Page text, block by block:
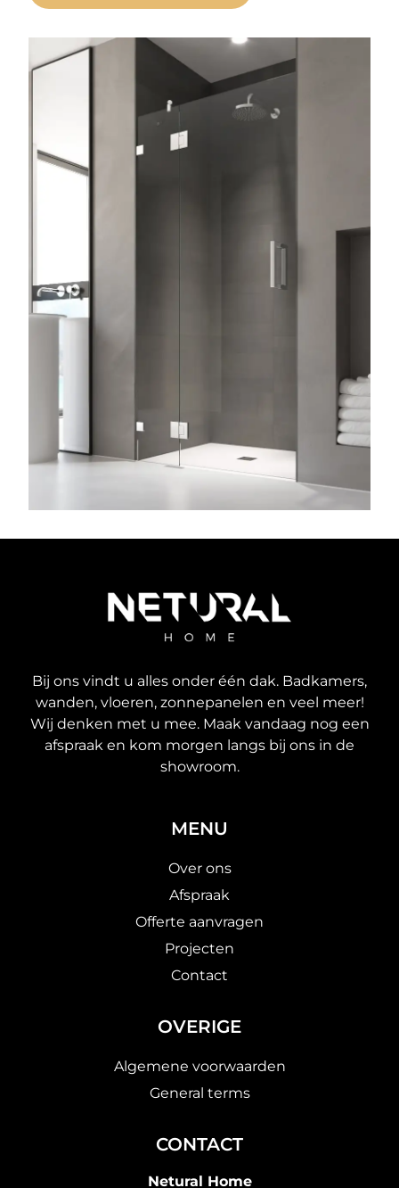
Bij ons vindt u alles onder één dak. Badkamers,
wanden, vloeren, zonnepanelen en veel meer!
Wij denken met u mee. Maak vandaag nog een
afspraak en kom morgen langs bij ons in de
showroom.
MENU
Over ons
Afspraak
Offerte aanvragen
Projecten
Contact
OVERIGE
Algemene voorwaarden
General terms
CONTACT
Netural Home